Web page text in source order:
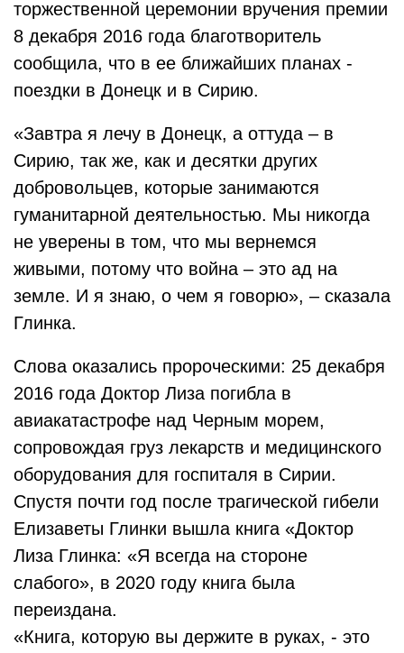
торжественной церемонии вручения премии
8 декабря 2016 года благотворитель
сообщила, что в ее ближайших планах -
поездки в Донецк и в Сирию.
«Завтра я лечу в Донецк, а оттуда – в
Сирию, так же, как и десятки других
добровольцев, которые занимаются
гуманитарной деятельностью. Мы никогда
не уверены в том, что мы вернемся
живыми, потому что война – это ад на
земле. И я знаю, о чем я говорю», – сказала
Глинка.
Слова оказались пророческими: 25 декабря
2016 года Доктор Лиза погибла в
авиакатастрофе над Черным морем,
сопровождая груз лекарств и медицинского
оборудования для госпиталя в Сирии.
Спустя почти год после трагической гибели
Елизаветы Глинки вышла книга «Доктор
Лиза Глинка: «Я всегда на стороне
слабого», в 2020 году книга была
переиздана.
«Книга, которую вы держите в руках, - это